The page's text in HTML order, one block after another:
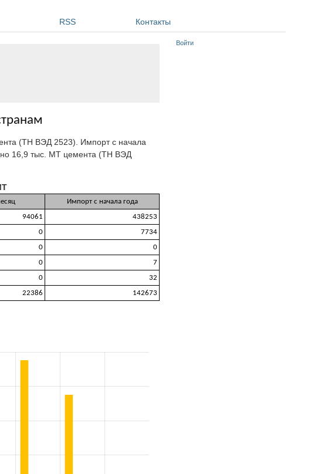
RSS Контакты
(ТН ВЭД 2523). Импорт с начала
16,9 тыс. МТ цемента (ТН ВЭД
Импорт с начала года
94061
438253
0
7734
0
0
0
7
0
32
22386 142673
Войти